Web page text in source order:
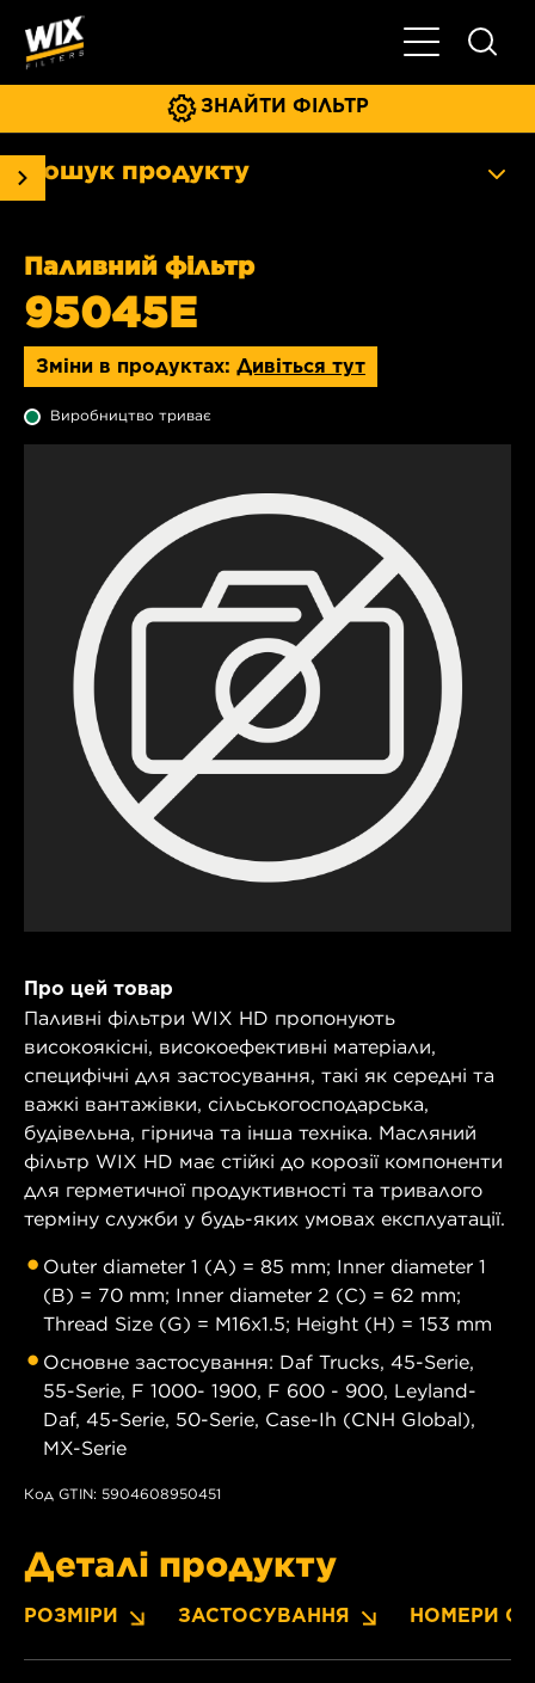
Увімкнути/
ЗНАЙТИ ФІЛЬТР
Пошук продукту
Паливний фільтр
95045E
Зміни в продуктах: Дивіться тут
Виробництво триває
Про цей товар
Паливні фільтри WIX HD пропонують
високоякісні, високоефективні матеріали,
специфічні для застосування, такі як середні та
важкі вантажівки, сільськогосподарська,
будівельна, гірнича та інша техніка. Масляний
фільтр WIX HD має стійкі до корозії компоненти
для герметичної продуктивності та тривалого
терміну служби у будь-яких умовах експлуатації.
Outer diameter 1 (A) = 85 mm; Inner diameter 1
(B) = 70 mm; Inner diameter 2 (C) = 62 mm;
Thread Size (G) = M16x1.5; Height (H) = 153 mm
Основне застосування: Daf Trucks, 45-Serie,
55-Serie, F 1000- 1900, F 600 - 900, Leyland-
Daf, 45-Serie, 50-Serie, Case-Ih (CNH Global),
MX-Serie
Код GTIN: 5904608950451
Деталі продукту
РОЗМІРИ ЗАСТОСУВАННЯ НОМЕРИ OE